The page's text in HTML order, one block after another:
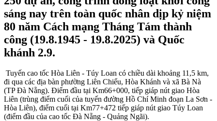
sáng nay trên toàn quốc nhân dịp kỷ niệm
80 năm Cách mạng Tháng Tám thành
công (19.8.1945 - 19.8.2025) và Quốc
khánh 2.9.
Tuyến cao tốc Hòa Liên - Túy Loan có chiều dài khoảng 11,5 km,
đi qua các địa bàn phường Liên Chiểu, Hòa Khánh và xã Bà Nà
(TP Đà Nẵng). Điểm đầu tại Km66+000, tiếp giáp nút giao Hòa
Liên (trùng điểm cuối của tuyến đường Hồ Chí Minh đoạn La Sơn -
Hòa Liên), điểm cuối tại Km77+472 tiếp giáp nút giao Túy Loan
(điểm đầu của cao tốc Đà Nẵng - Quảng Ngãi).